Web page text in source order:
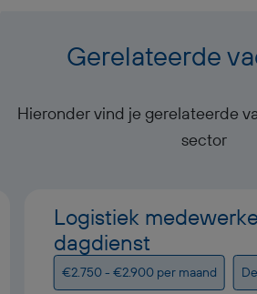
Gerelateerde
Hieronder vind je gerelateerde
sector
Logistiek
dagdienst
€2.750 - €2.900 per maand